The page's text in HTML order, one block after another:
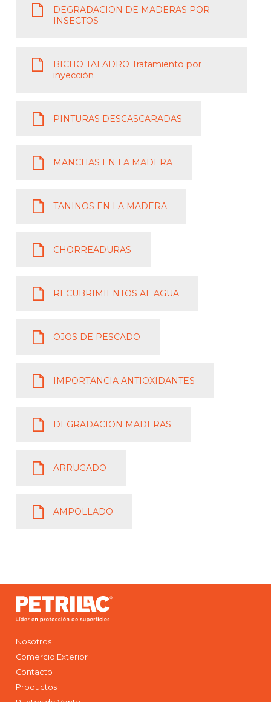
DEGRADACION DE MADERAS POR
INSECTOS
BICHO TALADRO Tratamiento por
inyección
PINTURAS DESCASCARADAS
MANCHAS EN LA MADERA
TANINOS EN LA MADERA
CHORREADURAS
RECUBRIMIENTOS AL AGUA
OJOS DE PESCADO
IMPORTANCIA ANTIOXIDANTES
DEGRADACION MADERAS
ARRUGADO
AMPOLLADO
Nosotros
Comercio Exterior
Contacto
Productos